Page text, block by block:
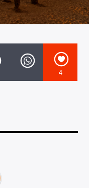
4